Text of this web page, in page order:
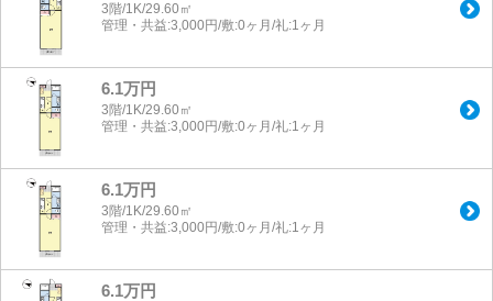
3階/1K/29.60㎡
管理・共益:3,000円/敷:0ヶ月/礼:1ヶ月
6.1万円
3階/1K/29.60㎡
管理・共益:3,000円/敷:0ヶ月/礼:1ヶ月
6.1万円
3階/1K/29.60㎡
管理・共益:3,000円/敷:0ヶ月/礼:1ヶ月
6.1万円